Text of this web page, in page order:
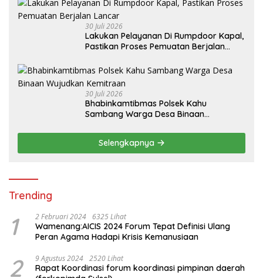
30 Juli 2026
Lakukan Pelayanan Di Rumpdoor Kapal,
Pastikan Proses Pemuatan Berjalan
30 Juli 2026
Bhabinkamtibmas Polsek Kahu
Sambang Warga Desa Binaan
Selengkapnya
Trending
1 2 Februari 2024 6325 Lihat
Wamenang:AICIS 2024 Forum Tepat Definisi Ulang
Peran Agama Hadapi Krisis Kemanusiaan
2 9 Agustus 2024 2520 Lihat
Rapat Koordinasi forum koordinasi pimpinan daerah